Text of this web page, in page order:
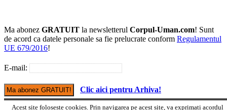
Ma abonez GRATUIT la newsletterul Corpul-Uman.com! Sunt
de acord ca datele personale sa fie prelucrate conform Regulamentul
UE 679/2016!
E-mail:
Clic aici pentru Arhiva!
Acest site foloseste cookies. Prin navigarea pe acest site, va exprimati acordul